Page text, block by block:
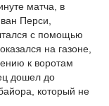
матча, в
Перси,
с помощью
на газоне,
к воротам
дошел до
который не